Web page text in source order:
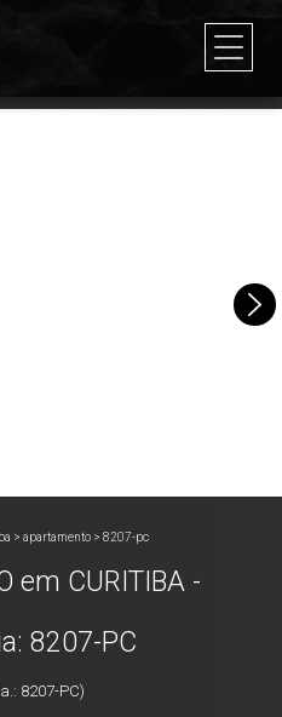
> apartamento> 8207-pc
em CURITIBA -
8207-PC
8207-PC)